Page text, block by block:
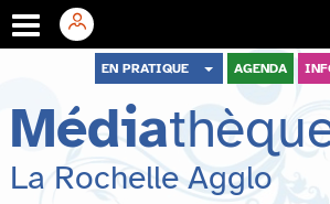
menu
contenu
recherche
EN PRATIQUE AGENDA
Média
La Rochelle Agglo